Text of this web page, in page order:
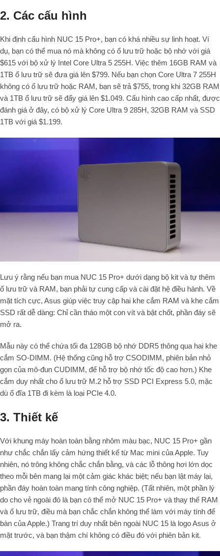
2. Các cấu hình
Khi định cấu hình NUC 15 Pro+, bạn có khá nhiều sự linh hoạt. Ví
dụ, bạn có thể mua nó mà không có ổ lưu trữ hoặc bộ nhớ với giá
$615 với bộ xử lý Intel Core Ultra 5 255H. Việc thêm 16GB RAM và
1TB ổ lưu trữ sẽ đưa giá lên $799. Nếu bạn chọn Core Ultra 7 255H
không có ổ lưu trữ hoặc RAM, bạn sẽ trả $755, trong khi 32GB RAM
và 1TB ổ lưu trữ sẽ đẩy giá lên $1.049. Cấu hình cao cấp nhất, được
đánh giá ở đây, có bộ xử lý Core Ultra 9 285H, 32GB RAM và SSD
1TB với giá $1.199.
Lưu ý rằng nếu bạn mua NUC 15 Pro+ dưới dạng bộ kit và tự thêm
ổ lưu trữ và RAM, bạn phải tự cung cấp và cài đặt hệ điều hành. Về
mặt tích cực, Asus giúp việc truy cập hai khe cắm RAM và khe cắm
SSD rất dễ dàng: Chỉ cần tháo một con vít và bật chốt, phần đáy sẽ
mở ra.
Mẫu này có thể chứa tối đa 128GB bộ nhớ DDR5 thông qua hai khe
cắm SO-DIMM. (Hệ thống cũng hỗ trợ CSODIMM, phiên bản nhỏ
gọn của mô-đun CUDIMM, để hỗ trợ bộ nhớ tốc độ cao hơn.) Khe
cắm duy nhất cho ổ lưu trữ M.2 hỗ trợ SSD PCI Express 5.0, mặc
dù ổ đĩa 1TB đi kèm là loại PCIe 4.0.
3. Thiết kế
Với khung máy hoàn toàn bằng nhôm màu bạc, NUC 15 Pro+ gần
như chắc chắn lấy cảm hứng thiết kế từ Mac mini của Apple. Tuy
nhiên, nó trông không chắc chắn bằng, và các lỗ thông hơi lớn dọc
theo mỗi bên mang lại một cảm giác khác biệt; nếu bạn lật máy lại,
phần đáy hoàn toàn mang tính công nghiệp. (Tất nhiên, một phần lý
do cho vẻ ngoài đó là bạn có thể mở NUC 15 Pro+ và thay thế RAM
và ổ lưu trữ, điều mà bạn chắc chắn không thể làm với máy tính để
bàn của Apple.) Trang trí duy nhất bên ngoài NUC 15 là logo Asus ở
mặt trước, và bạn thậm chí không có điều đó với phiên bản kit.